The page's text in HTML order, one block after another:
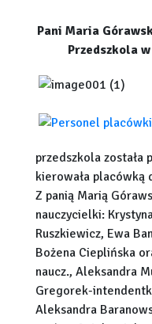
Pani Maria
Przedszkola
przedszkola została
kierowała
Z panią Marią
nauczycielki:
Ruszkiewicz, Ewa
Bożena Cieplińska
naucz., Aleksandra
Gregorek-
Aleksandra